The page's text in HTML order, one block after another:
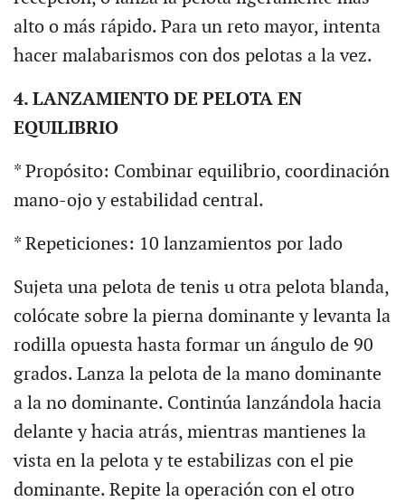
alto o más rápido. Para un reto mayor, intenta
hacer malabarismos con dos pelotas a la vez.
4. LANZAMIENTO DE PELOTA EN
EQUILIBRIO
* Propósito: Combinar equilibrio, coordinación
mano-ojo y estabilidad central.
* Repeticiones: 10 lanzamientos por lado
Sujeta una pelota de tenis u otra pelota blanda,
colócate sobre la pierna dominante y levanta la
rodilla opuesta hasta formar un ángulo de 90
grados. Lanza la pelota de la mano dominante
a la no dominante. Continúa lanzándola hacia
delante y hacia atrás, mientras mantienes la
vista en la pelota y te estabilizas con el pie
dominante. Repite la operación con el otro